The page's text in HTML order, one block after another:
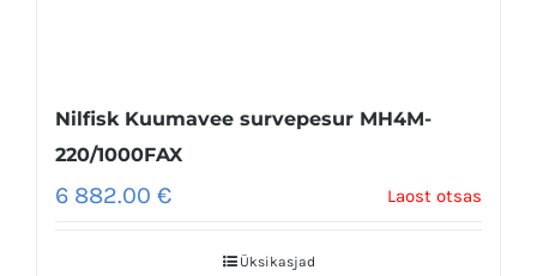
Nilfisk Kuumavee survepesur MH4M-
220/1000FAX
6 882.00 € Laost otsas
Üksikasjad